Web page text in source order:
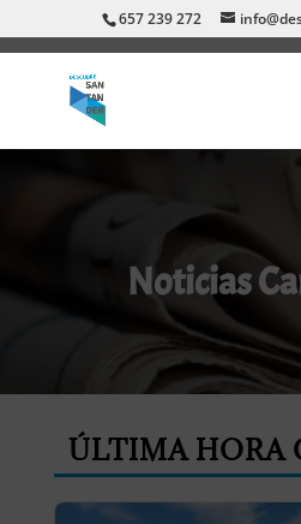
657 239 272
Noticias
ÚLTIMA HORA